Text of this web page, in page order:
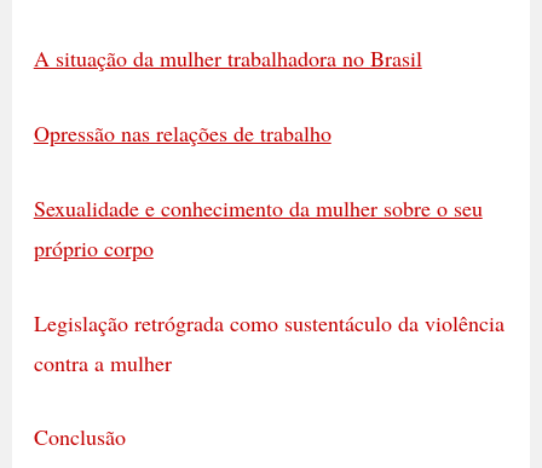
A situação da mulher trabalhadora no Brasil
Opressão nas relações de trabalho
Sexualidade e conhecimento da mulher sobre o seu
próprio corpo
Legislação retrógrada como sustentáculo da violência
contra a mulher
Conclusão